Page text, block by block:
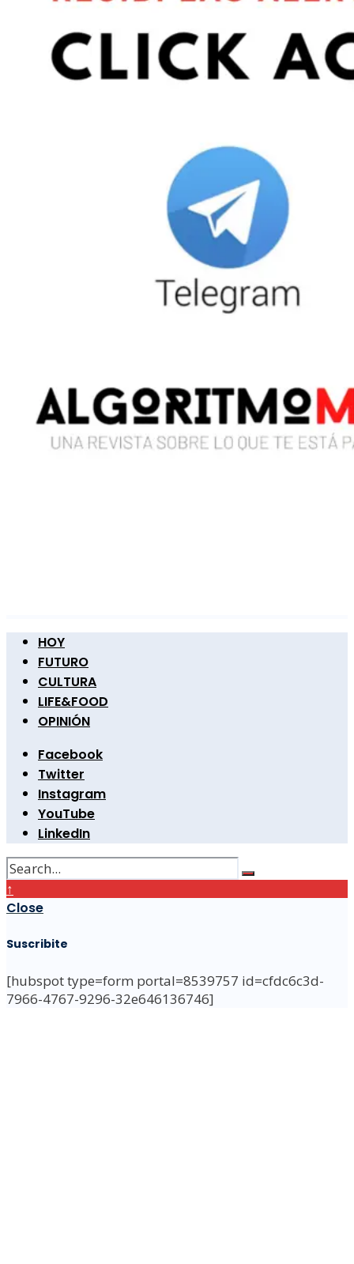
HOY
FUTURO
CULTURA
LIFE&FOOD
OPINIÓN
Facebook
Twitter
Instagram
YouTube
LinkedIn
↑
Close
Suscribite
[hubspot type=form portal=8539757 id=cfdc6c3d-
7966-4767-9296-32e646136746]